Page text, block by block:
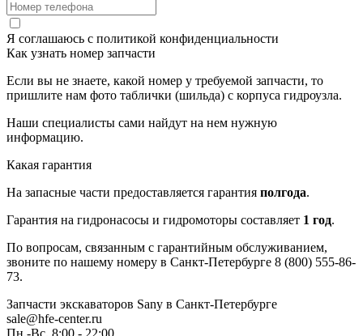
Я соглашаюсь с политикой конфиденциальности
Как узнать номер запчасти
Если вы не знаете, какой номер у требуемой запчасти, то
пришлите нам фото таблички (шильда) с корпуса гидроузла.
Наши специалисты сами найдут на нем нужную
информацию.
Какая гарантия
На запасные части предоставляется гарантия полгода.
Гарантия на гидронасосы и гидромоторы составляет 1 год.
По вопросам, связанным с гарантийным обслуживанием,
звоните по нашему номеру в Санкт-Петербурге 8 (800) 555-86-
73.
Запчасти экскаваторов Sany в Санкт-Петербурге
sale@hfe-center.ru
Пн.-Вс. 8:00 - 22:00